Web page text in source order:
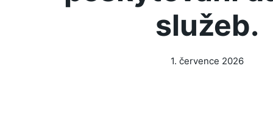
služeb.
1. července 2026